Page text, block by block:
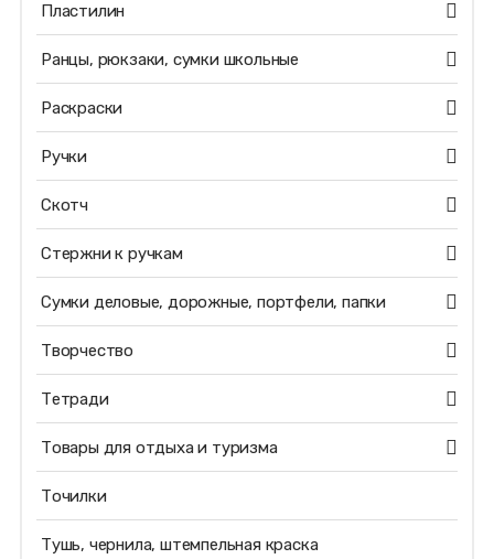
Пластилин
Ранцы, рюкзаки, сумки школьные
Раскраски
Ручки
Скотч
Стержни к ручкам
Сумки деловые, дорожные, портфели, папки
Творчество
Тетради
Товары для отдыха и туризма
Точилки
Тушь, чернила, штемпельная краска